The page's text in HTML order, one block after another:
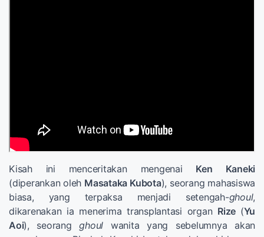
Kisah ini menceritakan mengenai Ken Kaneki
(diperankan oleh Masataka Kubota), seorang mahasiswa
biasa, yang terpaksa menjadi setengah-ghoul,
dikarenakan ia menerima transplantasi organ Rize (Yu
Aoi), seorangghoul wanita yang sebelumnya akan